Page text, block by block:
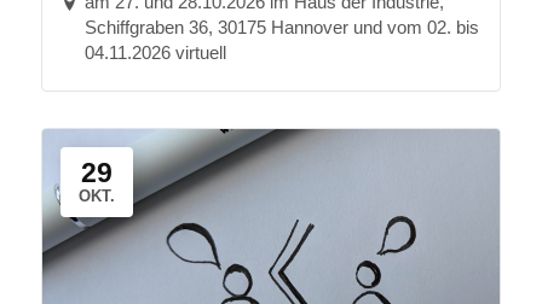
Schiffgraben 36, 30175 Hannover und vom 02. bis
04.11.2026 virtuell
29
OKT.